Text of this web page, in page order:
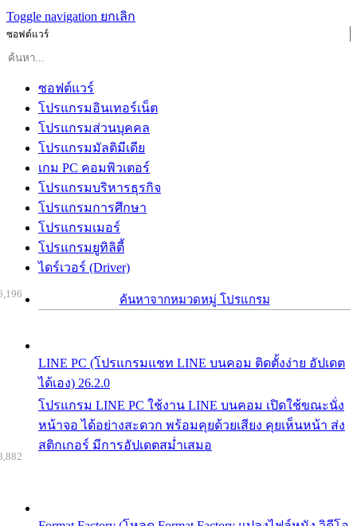
Toggle navigation ยกเลิก
ซอฟต์แวร์
ซอฟต์แวร์
โปรแกรมอินเทอร์เน็ต
โปรแกรมส่วนบุคคล
โปรแกรมมัลติมีเดีย
เกม PC คอมพิวเตอร์
โปรแกรมบริหารธุรกิจ
โปรแกรมการศึกษา
โปรแกรมเมอร์
โปรแกรมยูทิลิตี้
ไดร์เวอร์ (Driver)
ค้นหาจากหมวดหมู่ โปรแกรม
LINE PC (โปรแกรมแชท LINE บนคอม ติดตั้งง่าย อัปเดต
ได้เอง) 26.2.0
โปรแกรม LINE PC ใช้งาน LINE บนคอม เปิดใช้ขณะนั่ง
หน้าจอ ได้อย่างสะดวก พร้อมคุยด้วยเสียง คุยเห็นหน้า ส่ง
สติกเกอร์ มีการอัปเดตสม่ำเสมอ